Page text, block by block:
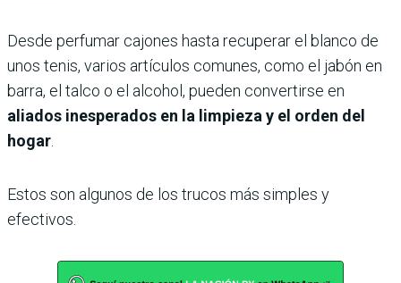
Desde perfumar cajones hasta recuperar el blanco de
unos tenis, varios artículos comunes, como el jabón en
barra, el talco o el alcohol, pueden convertirse en
aliados inesperados en la limpieza y el orden del
hogar.
Estos son algunos de los trucos más simples y
efectivos.